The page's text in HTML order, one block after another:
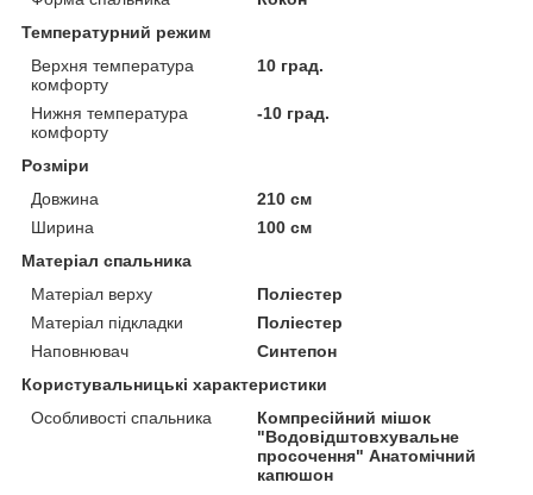
Температурний режим
Верхня температура
комфорту
10 град.
Нижня температура
комфорту
-10 град.
Розміри
Довжина
210 см
Ширина
100 см
Матеріал спальника
Матеріал верху
Поліестер
Матеріал підкладки
Поліестер
Наповнювач
Синтепон
Користувальницькі характеристики
Особливості спальника
Компресійний мішок
"Водовідштовхувальне
просочення" Анатомічний
капюшон